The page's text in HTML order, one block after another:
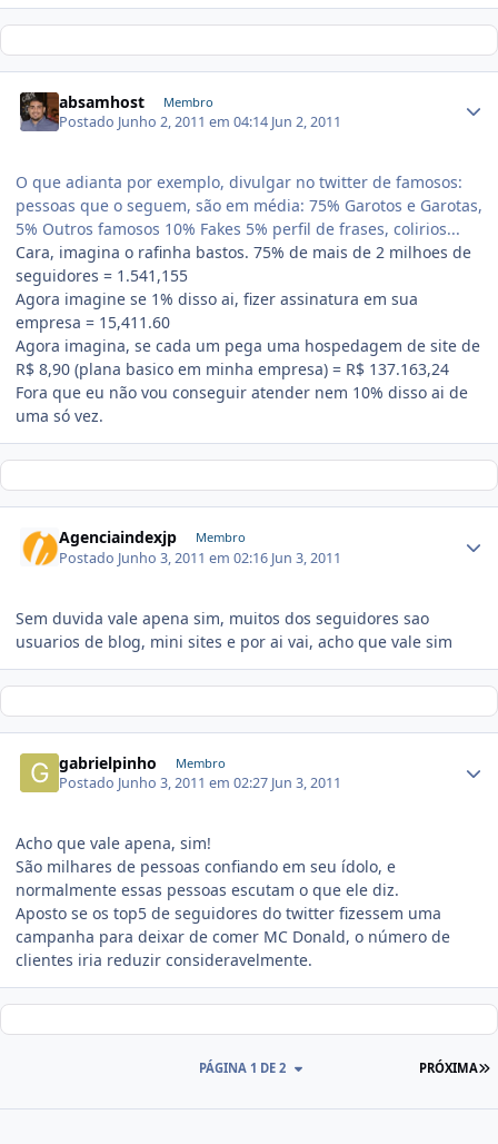
absamhost Membro
Postado Junho 2, 2011 em 04:14 Jun 2, 2011
O que adianta por exemplo, divulgar no twitter de famosos:
pessoas que o seguem, são em média: 75% Garotos e Garotas,
5% Outros famosos 10% Fakes 5% perfil de frases, colirios...
Cara, imagina o rafinha bastos. 75% de mais de 2 milhoes de
seguidores = 1.541,155
Agora imagine se 1% disso ai, fizer assinatura em sua
empresa = 15,411.60
Agora imagina, se cada um pega uma hospedagem de site de
R$ 8,90 (plana basico em minha empresa) = R$ 137.163,24
Fora que eu não vou conseguir atender nem 10% disso ai de
uma só vez.
Agenciaindexjp Membro
Postado Junho 3, 2011 em 02:16 Jun 3, 2011
Sem duvida vale apena sim, muitos dos seguidores sao
usuarios de blog, mini sites e por ai vai, acho que vale sim
gabrielpinho Membro
Postado Junho 3, 2011 em 02:27 Jun 3, 2011
Acho que vale apena, sim!
São milhares de pessoas confiando em seu ídolo, e
normalmente essas pessoas escutam o que ele diz.
Aposto se os top5 de seguidores do twitter fizessem uma
campanha para deixar de comer MC Donald, o número de
clientes iria reduzir consideravelmente.
PRÓXIMA
PÁGINA 1 DE 2